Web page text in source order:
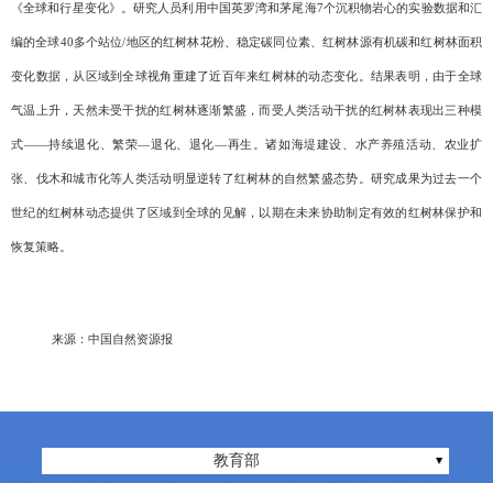
《全球和行星变化》。研究人员利用中国英罗湾和茅尾海7个沉积物岩心的实验数据和汇
编的全球40多个站位/地区的红树林花粉、稳定碳同位素、红树林源有机碳和红树林面积
变化数据，从区域到全球视角重建了近百年来红树林的动态变化。结果表明，由于全球
气温上升，天然未受干扰的红树林逐渐繁盛，而受人类活动干扰的红树林表现出三种模
式——持续退化、繁荣—退化、退化—再生。诸如海堤建设、水产养殖活动、农业扩
张、伐木和城市化等人类活动明显逆转了红树林的自然繁盛态势。研究成果为过去一个
世纪的红树林动态提供了区域到全球的见解，以期在未来协助制定有效的红树林保护和
恢复策略。
来源：中国自然资源报
教育部